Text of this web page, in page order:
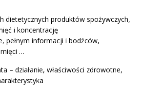
dietetycznych produktów spożywczych,
i koncentrację
pełnym informacji i bodźców,
…
– działanie, właściwości zdrowotne,